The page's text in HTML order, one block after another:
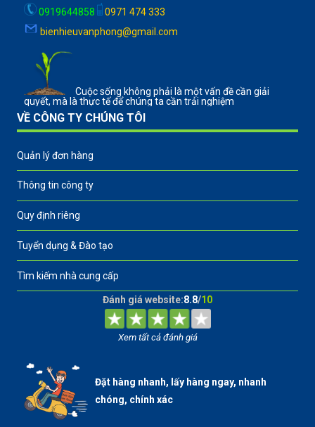
0919644858
0971 474 333
bienhieuvanphong@gmail.com
Cuộc sống không phải là một vấn đề cần giải
quyết, mà là thực tế để chúng ta cần trải nghiệm
VỀ CÔNG TY CHÚNG TÔI
Quản lý đơn hàng
Thông tin công ty
Quy định riêng
Tuyển dụng & Đào tạo
Tìm kiếm nhà cung cấp
Đánh giá website:8.8/10
Xem tất cả đánh giá
Đặt hàng nhanh, lấy hàng ngay, nhanh
chóng, chính xác